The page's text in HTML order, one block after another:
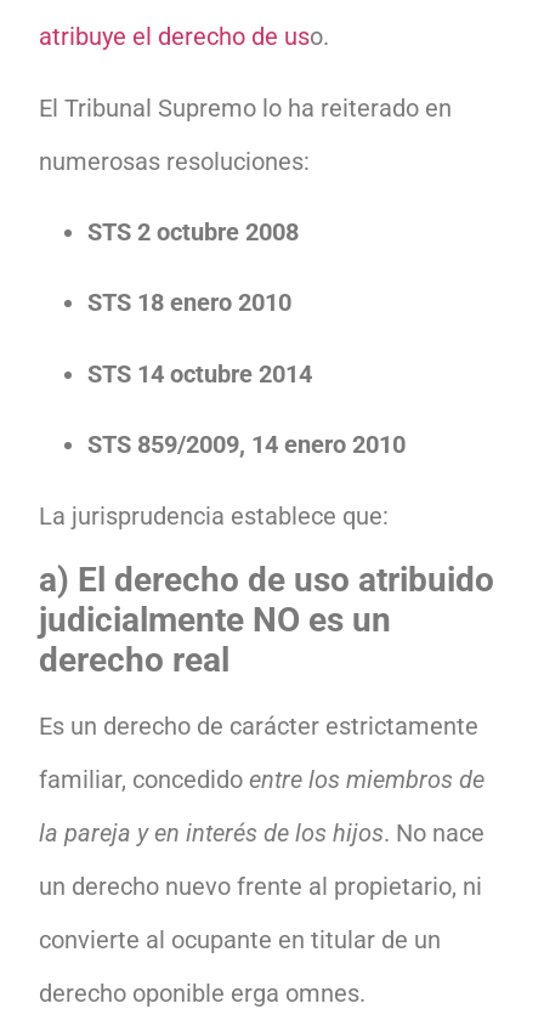
atribuye el derecho de uso.
El Tribunal Supremo lo ha reiterado en
numerosas resoluciones:
STS 2 octubre 2008
STS 18 enero 2010
STS 14 octubre 2014
STS 859/2009, 14 enero 2010
La jurisprudencia establece que:
a) El derecho de uso atribuido
judicialmente NO es un
derecho real
Es un derecho de carácter estrictamente
familiar, concedidoentre los miembros de
la pareja y en interés de los hijos. No nace
un derecho nuevo frente al propietario, ni
convierte al ocupante en titular de un
derecho oponible erga omnes.